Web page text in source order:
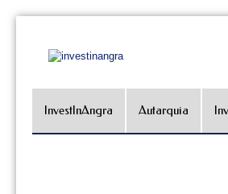
InvestInAngra Autarquia